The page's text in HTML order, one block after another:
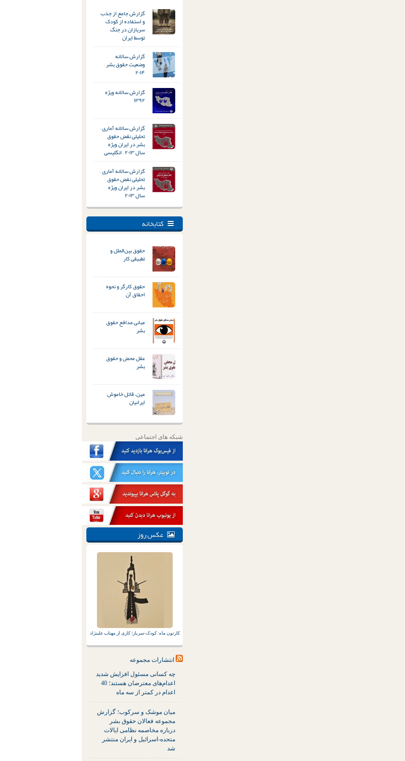
گزارش جامع از جذب
و استفاده از کودک
سربازان در جنگ
توسط ایران
گزارش سالانه
وضعیت حقوق بشر –
۲۰۱۴
گزارش سالانه ویژه
۱۳۹۲
گزارش سالانه آماری –
تحلیلی نقض حقوق
بشر در ایران ویژه
سال ۲۰۱۳ – انگلیسی
گزارش سالانه آماری –
تحلیلی نقض حقوق
بشر در ایران ویژه
سال ۲۰۱۳
کتابخانه
حقوق بین‌الملل و
تطبیقی کار
حقوق کارگر و نحوه
احقاق آن
مبانی مدافع حقوق
بشر
عقل محض و حقوق
بشر
مین، قاتل خاموش
ایرانیان
شبکه های اجتماعی
عکس روز
کارتون ماه: کودک-سرباز؛ کاری از مهتاب علینژاد
انتشارات مجموعه
چه کسانی مسئول افزایش شدید
اعدام‌های معترضان هستند؛ 40
اعدام در کمتر از سه ماه
میان موشک و سرکوب؛ گزارش
مجموعه فعالان حقوق بشر
درباره مخاصمه نظامی ایالات
متحده-اسرائیل و ایران منتشر
شد